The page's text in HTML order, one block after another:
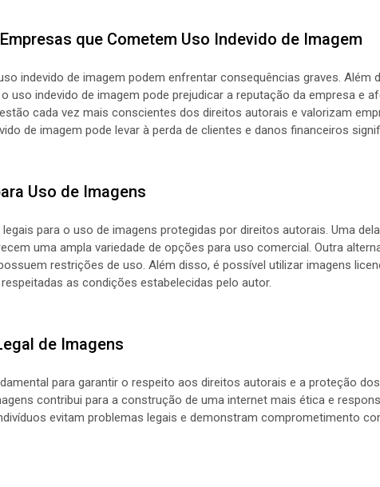
que Cometem Uso Indevido de Imagem
indevido de imagem podem enfrentar consequências graves. Além
uso indevido de imagem pode prejudicar a reputação da empresa e
cada vez mais conscientes dos direitos autorais e valorizam
de imagem pode levar à perda de clientes e danos financeiros
Uso de Imagens
para o uso de imagens protegidas por direitos autorais. Uma
uma ampla variedade de opções para uso comercial. Outra
restrições de uso. Além disso, é possível utilizar imagens
as condições estabelecidas pelo autor.
de Imagens
para garantir o respeito aos direitos autorais e a proteção
contribui para a construção de uma internet mais ética e
evitam problemas legais e demonstram comprometimento